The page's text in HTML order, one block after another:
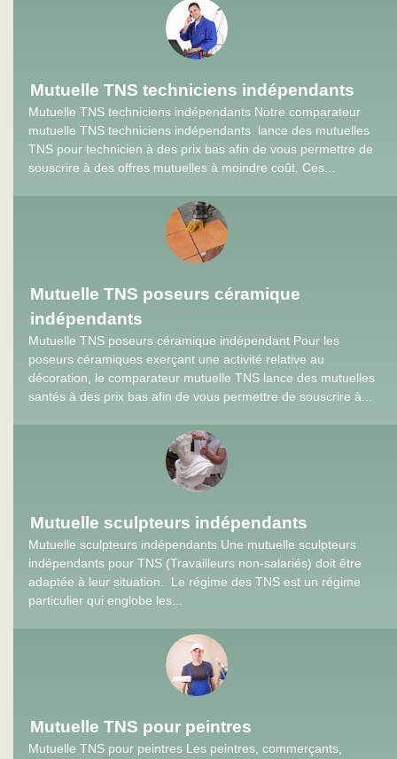
Mutuelle TNS techniciens indépendants
Mutuelle TNS techniciens indépendants Notre comparateur
mutuelle TNS techniciens indépendants lance des mutuelles
TNS pour technicien à des prix bas afin de vous permettre de
souscrire à des offres mutuelles à moindre coût. Ces...
Mutuelle TNS poseurs céramique
indépendants
Mutuelle TNS poseurs céramique indépendant Pour les
poseurs céramiques exerçant une activité relative au
décoration, le comparateur mutuelle TNS lance des mutuelles
santés à des prix bas afin de vous permettre de souscrire à...
Mutuelle sculpteurs indépendants
Mutuelle sculpteurs indépendants Une mutuelle sculpteurs
indépendants pour TNS (Travailleurs non-salariés) doit être
adaptée à leur situation. Le régime des TNS est un régime
particulier qui englobe les...
Mutuelle TNS pour peintres
Mutuelle TNS pour peintres Les peintres, commerçants,